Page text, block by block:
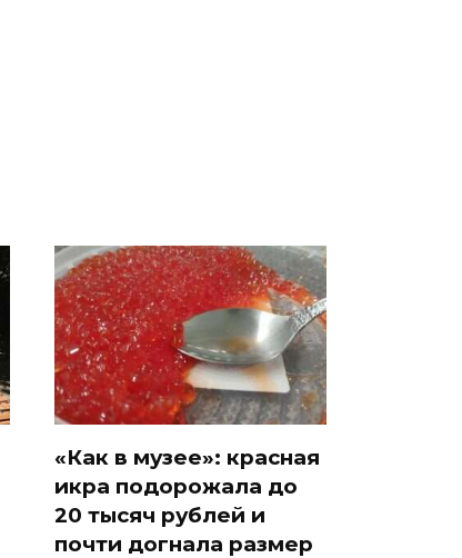
«Как в музее»: красная
икра подорожала до
20 тысяч рублей и
почти догнала размер